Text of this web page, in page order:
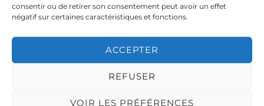
consentir ou de retirer son consentement peut avoir un effet
négatif sur certaines caractéristiques et fonctions.
ACCEPTER
REFUSER
VOIR LES PRÉFÉRENCES